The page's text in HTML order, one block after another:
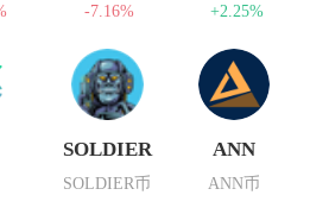
-7.16% +2.25%
SOLDIER
SOLDIER币
ANN
ANN币